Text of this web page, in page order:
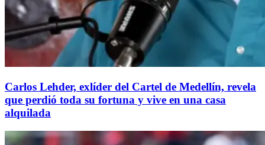
Carlos Lehder, exlíder del Cartel de Medellín, revela
que perdió toda su fortuna y vive en una casa
alquilada